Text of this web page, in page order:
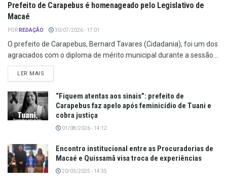
Prefeito de Carapebus é homenageado pelo Legislativo de
Macaé
POR REDAÇÃO 30/07/2026 - 17:01
O prefeito de Carapebus, Bernard Tavares (Cidadania), foi um dos
agraciados com o diploma de mérito municipal durante a sessão...
LER MAIS
“Fiquem atentas aos sinais”: prefeito de
Carapebus faz apelo após feminicídio de Tuani e
cobra justiça
01/08/2026 - 14:12
Encontro institucional entre as Procuradorias de
Macaé e Quissamã visa troca de experiências
20/03/2025 - 14:35